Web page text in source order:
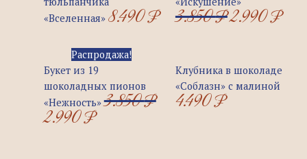
«Вселенная» 8.490₽ 3.850₽2.990₽
Распродажа!
Букет из 19
шоколадных пионов
«Нежность» 3.850₽
Первоначальная
цена
составляла
3.850 ₽.
2.990₽
Текущая
цена:
2.990 ₽.
Клубника в шоколаде
«Соблазн» с малиной
4.490₽